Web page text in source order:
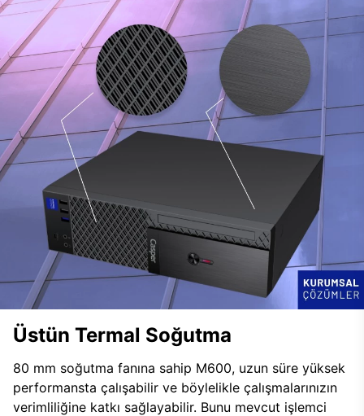
Üstün Termal Soğutma
80 mm soğutma fanına sahip M600, uzun süre yüksek
performansta çalışabilir ve böylelikle çalışmalarınızın
verimliliğine katkı sağlayabilir. Bunu mevcut işlemci